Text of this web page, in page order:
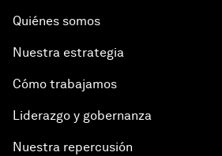
Quiénes somos
Nuestra estrategia
Cómo trabajamos
Liderazgo y gobernanza
Nuestra repercusión